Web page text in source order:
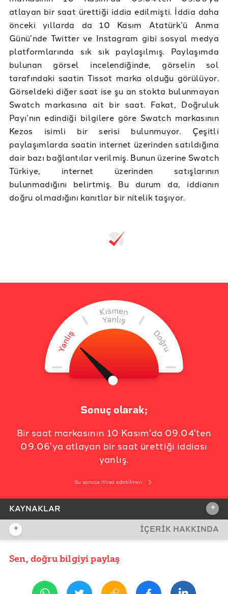
atlayan bir saat ürettiği iddia edilmişti. İddia daha
önceki yıllarda da 10 Kasım Atatürk’ü Anma
Günü’nde Twitter ve Instagram gibi sosyal medya
platformlarında sık sık paylaşılmış. Paylaşımda
bulunan görsel incelendiğinde, görselin sol
tarafındaki saatin Tissot marka olduğu görülüyor.
Görseldeki diğer saat ise şu an stokta bulunmayan
Swatch markasına ait bir saat. Fakat, Doğruluk
Payı’nın edindiği bilgilere göre Swatch markasının
Kezos isimli bir serisi bulunmuyor. Çeşitli
paylaşımlarda saatin internet üzerinden satıldığına
dair bazı bağlantılar verilmiş. Bunun üzerine Swatch
Türkiye, internet üzerinden satışlarının
bulunmadığını belirtmiş. Bu durum da, iddianın
doğru olmadığını kanıtlar bir nitelik taşıyor.
Sonuç olarak;
Bir saat markasının 10 Kasım'da 09.04'ten
09.06'ya atlayan bir saat ürettiği iddiası
yanlış.
Bu sonuca itiraz edebilirsin
KAYNAKLAR +
İDDİA KAYNAĞI
İddia Kaynağı
REFERANSLAR
+ İÇERİK HAKKINDA
YAYIN TARİHİ
Sen, doğru bilgiyi paylaş